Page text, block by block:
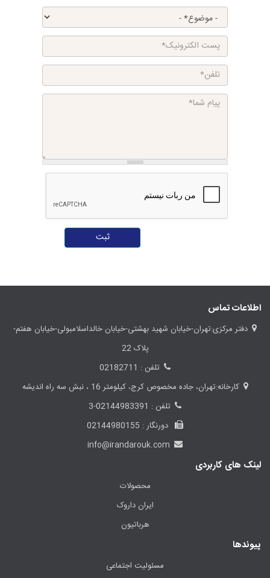
موضوع*
پست الکترونیک*
تلفن*
پیام شما*
اطلاعات تماس
دفتر مرکزی:تهران-خیابان شهید بهشتی-خیابان خالداسلامبولی-خیابان هفتم-
پلاک 22
تلفن : 02182711
کارخانه:تهران، جاده مخصوص کرج، کیلومتر 16 ، نبش سه راه اندیشه
تلفن : 02144983391-3
دورنگار : 02144980155
info@irandarouk.com
لینک های کاربردی
محصولات
ایران داروک
هرباتیون
پیوندها
مسئولیت اجتماعی